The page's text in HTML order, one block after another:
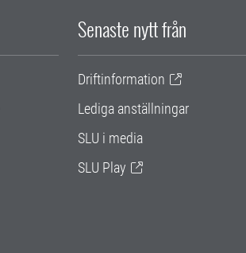
Senaste nytt från
Driftinformation
Lediga anställningar
SLU i media
SLU Play